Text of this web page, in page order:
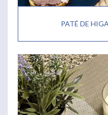
PATÉ DE